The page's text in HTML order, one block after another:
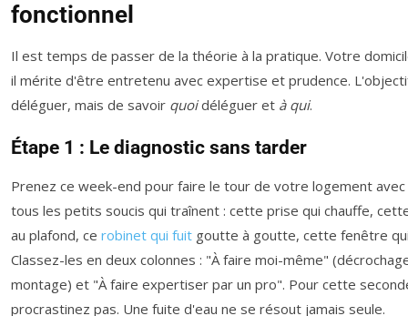
fonctionnel
Il est temps de passer de la théorie à la pratique. Votre
il mérite d'être entretenu avec expertise et prudence.
déléguer, mais de savoir quoidéléguer et à qui.
Étape 1 : Le diagnostic sans tarder
Prenez ce week-end pour faire le tour de votre logement
tous les petits soucis qui traînent : cette prise qui chauffe,
au plafond, ce robinet qui fuit goutte à goutte, cette fenêtre
Classez-les en deux colonnes : "À faire moi-même"
montage) et "À faire expertiser par un pro". Pour cette
procrastinez pas. Une fuite d'eau ne se résout jamais seule.